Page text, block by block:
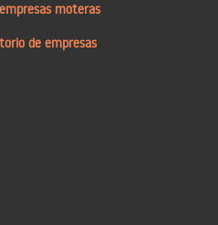
moteras
de empresas